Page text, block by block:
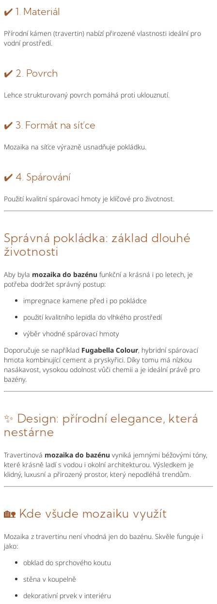
✔️ 1. Materiál
Přírodní kámen (travertin) nabízí přirozené vlastnosti ideální pro
vodní prostředí.
✔️ 2. Povrch
Lehce strukturovaný povrch pomáhá proti uklouznutí.
✔️ 3. Formát na síťce
Mozaika na síťce výrazně usnadňuje pokládku.
✔️ 4. Spárování
Použití kvalitní spárovací hmoty je klíčové pro životnost.
Správná pokládka: základ dlouhé
životnosti
Aby byla mozaika do bazénu funkční a krásná i po letech, je
potřeba dodržet správný postup:
impregnace kamene před i po pokládce
použití kvalitního lepidla do vlhkého prostředí
výběr vhodné spárovací hmoty
Doporučuje se například Fugabella Colour, hybridní spárovací
hmota kombinující cement a pryskyřici. Díky tomu má nízkou
nasákavost, vysokou odolnost vůči chemii a je ideální právě pro
bazény.
✨ Design: přírodní elegance, která
nestárne
Travertinová mozaika do bazénu vyniká jemnými béžovými tóny,
které krásně ladí s vodou i okolní architekturou. Výsledkem je
klidný, luxusní a přirozený prostor, který nepodléhá trendům.
🏡 Kde všude mozaiku využít
Mozaika z travertinu není vhodná jen do bazénu. Skvěle funguje i
jako:
obklad do sprchového koutu
stěna v koupelně
dekorativní prvek v interiéru